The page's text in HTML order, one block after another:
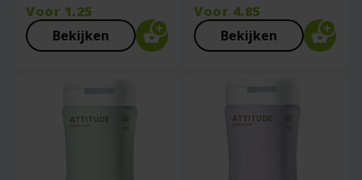
Voor 1.25
Bekijken
Voor 4.85
Bekijken